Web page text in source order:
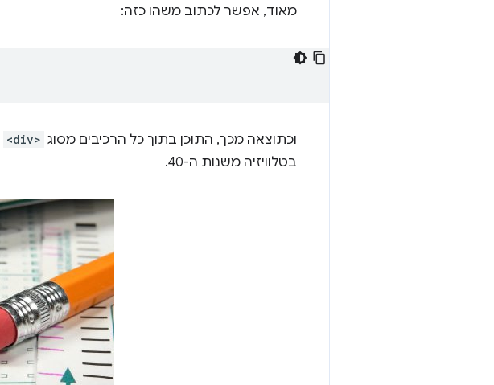
מאוד, אפשר לכתוב משהו כזה:
וכתוצאה מכך, התוכן בתוך כל הרכיבים מסוג <div>
בטלוויזיה משנות ה-40.